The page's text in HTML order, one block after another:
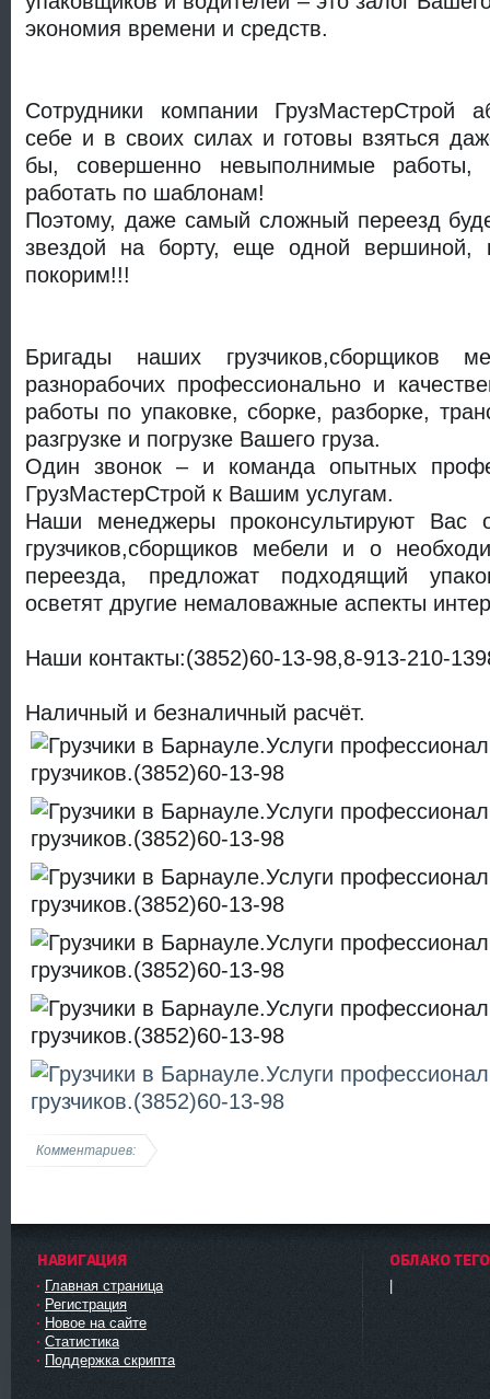
экономия времени и средств.
Сотрудники компании ГрузМастерСтрой
себе и в своих силах и готовы взяться
бы, совершенно невыполнимые
работать по шаблонам!
Поэтому, даже самый сложный переезд
звездой на борту, еще одной вершиной,
покорим!!!
Бригады наших грузчиков,сборщиков
разнорабочих профессионально и
работы по упаковке, сборке, разборке,
разгрузке и погрузке Вашего груза.
Один звонок – и команда опытных
ГрузМастерСтрой к Вашим услугам.
Наши менеджеры проконсультируют Вас
грузчиков,сборщиков мебели и о
переезда, предложат подходящий
осветят другие немаловажные аспекты
Наши контакты:(3852)60-13-98,8-913-210-
Наличный и безналичный расчёт.
Комментариев:
НАВИГАЦИЯ
Главная страница
Регистрация
Новое на сайте
Статистика
Поддержка скрипта
ОБЛАКО